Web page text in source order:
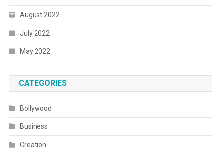
August 2022
July 2022
May 2022
CATEGORIES
Bollywood
Business
Creation